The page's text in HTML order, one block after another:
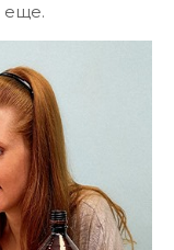
еще.